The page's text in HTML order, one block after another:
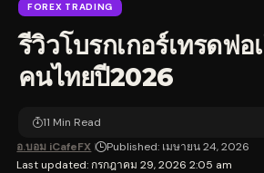
FOREX TRADING
รีวิวโบรกเกอร์เทรดฟ
คนไทยปี2026
Last updated: กรกฎาคม 29, 2026 2:05 am
อ.บอม iCafeFX Published: เมษายน 24, 2026
11 Min Read